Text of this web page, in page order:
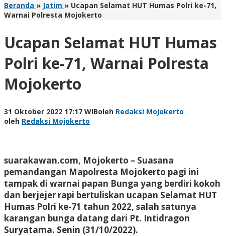
Beranda » Jatim » Ucapan Selamat HUT Humas Polri ke-71,
Warnai Polresta Mojokerto
Ucapan Selamat HUT Humas
Polri ke-71, Warnai Polresta
Mojokerto
31 Oktober 2022 17:17 WIBoleh Redaksi Mojokerto
oleh Redaksi Mojokerto
suarakawan.com, Mojokerto – Suasana
pemandangan Mapolresta Mojokerto pagi ini
tampak di warnai papan Bunga yang berdiri kokoh
dan berjejer rapi bertuliskan ucapan Selamat HUT
Humas Polri ke-71 tahun 2022, salah satunya
karangan bunga datang dari Pt. Intidragon
Suryatama. Senin (31/10/2022).